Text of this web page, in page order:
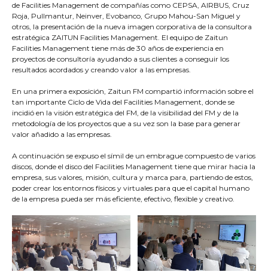
de Facilities Management de compañías como CEPSA, AIRBUS, Cruz
Roja, Pullmantur, Neinver, Evobanco, Grupo Mahou-San Miguel y
otros, la presentación de la nueva imagen corporativa de la consultora
estratégica ZAITUN Facilities Management. El equipo de Zaitun
Facilities Management tiene más de 30 años de experiencia en
proyectos de consultoría ayudando a sus clientes a conseguir los
resultados acordados y creando valor a las empresas.
En una primera exposición, Zaitun FM compartió información sobre el
tan importante Ciclo de Vida del Facilities Management, donde se
incidió en la visión estratégica del FM, de la visibilidad del FM y de la
metodología de los proyectos que a su vez son la base para generar
valor añadido a las empresas.
A continuación se expuso el símil de un embrague compuesto de varios
discos, donde el disco del Facilities Management tiene que mirar hacia la
empresa, sus valores, misión, cultura y marca para, partiendo de estos,
poder crear los entornos físicos y virtuales para que el capital humano
de la empresa pueda ser más eficiente, efectivo, flexible y creativo.